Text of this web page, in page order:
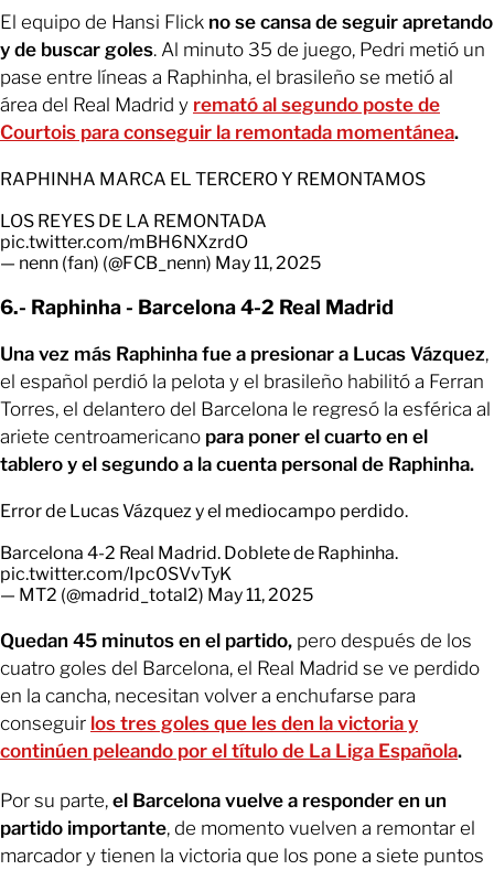
El equipo de Hansi Flick no se cansa de seguir apretando
y de buscar goles. Al minuto 35 de juego, Pedri metió un
pase entre líneas a Raphinha, el brasileño se metió al
área del Real Madrid y remató al segundo poste de
Courtois para conseguir la remontada momentánea.
RAPHINHA MARCA EL TERCERO Y REMONTAMOS
LOS REYES DE LA REMONTADA
pic.twitter.com/mBH6NXzrdO
— nenn (fan) (@FCB_nenn) May 11, 2025
6.- Raphinha - Barcelona 4-2 Real Madrid
Una vez más Raphinha fue a presionar a Lucas Vázquez,
el español perdió la pelota y el brasileño habilitó a Ferran
Torres, el delantero del Barcelona le regresó la esférica al
ariete centroamericano para poner el cuarto en el
tablero y el segundo a la cuenta personal de Raphinha.
Error de Lucas Vázquez y el mediocampo perdido.
Barcelona 4-2 Real Madrid. Doblete de Raphinha.
pic.twitter.com/Ipc0SVvTyK
— MT2 (@madrid_total2) May 11, 2025
Quedan 45 minutos en el partido, pero después de los
cuatro goles del Barcelona, el Real Madrid se ve perdido
en la cancha, necesitan volver a enchufarse para
conseguir los tres goles que les den la victoria y
continúen peleando por el título de La Liga Española.
Por su parte, el Barcelona vuelve a responder en un
partido importante, de momento vuelven a remontar el
marcador y tienen la victoria que los pone a siete puntos